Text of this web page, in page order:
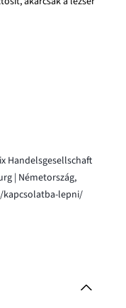
Handelsgesellschaft
| Németország,
kapcsolatba-lepni/